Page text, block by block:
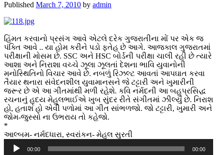
Published March 7, 2010 by admin
હિંમત કરવાનો પ્રસંગ આવે એટલે દરેક ગુજરાતીના મોં પર એક જ
પંક્તિ આવે .. યા હોમ કરીને પડો ફતેહ છે આગે. આજકાલ ગુજરાતમાં
પરીક્ષાની મોસમ છે. SSC અને HSC બોર્ડની પરીક્ષા ચાલી રહી છે ત્યારે
આશા અને નિરાશા વચ્ચે ઝૂલા ઝૂલતાં દેશના ભાવિ યુવાનોની
મનોસ્થિતિનો વિચાર આવે છે. નબળું રિઝલ્ટ આવતાં આપઘાત કરવા
તૈયાર થનારા સંવેદનશીલ યુવામાનસને જે ટટ્ટારી અને ખુમારીની
જરૂર છે એ આ ગીતમાંથી મળી રહેશે. કવિ નર્મદની આ બહુપ્રસિદ્ધ
રચનાનું હૃદય મેહુલભાઈએ ખુબ સુંદર રીતે સંગીતમાં ઝીલ્યું છે. નિરાશ
હો, હતાશ હો એવી પળોમાં આ ગીત સાંભળજો. જો ટટ્ટારી, ખુમારી અને
જોમ-જુસ્સો ના ઉભરાય તો કહેજો.
*
આલ્બમ- નર્મદધારા, સ્વરાંકન- મેહુલ સુરતી
Audio
Player
00:00 00:00